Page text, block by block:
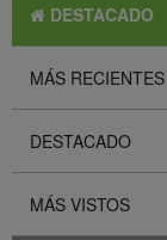
DESTACADO
MÁS RECIENTES
DESTACADO
MÁS VISTOS